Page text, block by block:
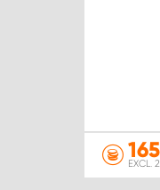
165
EXCL.